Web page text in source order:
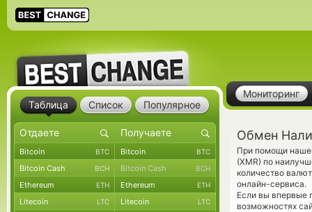
Мониторинг
Обмен
При помощи
(XMR) по
количество
онлайн-сервиса.
Если вы впервые
возможностях
Таблица Список Популярное
Bitcoin BTC Bitcoin BTC
Bitcoin Cash BCH Bitcoin Cash BCH
Ethereum ETH Ethereum ETH
Litecoin LTC Litecoin LTC